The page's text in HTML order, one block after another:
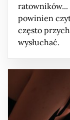
ratowników...
powinien
często
wysłuchać.